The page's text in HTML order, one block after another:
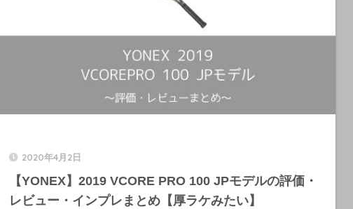
2020年4月2日
【YONEX】2019 VCORE PRO 100 JPモデルの評価・
レビュー・インプレまとめ【厚ラケみたい】